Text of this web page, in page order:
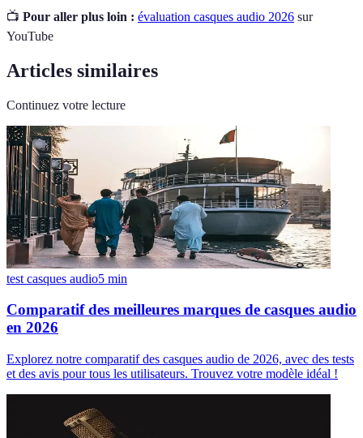
📺 Pour aller plus loin : évaluation casques audio 2026 sur
YouTube
Articles similaires
Continuez votre lecture
test casques audio5 min
Comparatif des meilleures marques de casques audio
en 2026
Explorez notre comparatif des casques audio de 2026, avec des tests
et des avis pour tous les utilisateurs. Trouvez votre modèle idéal !